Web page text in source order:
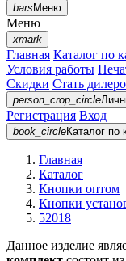
barsМеню
Меню
xmark
Главная Каталог по
Условия работы
Скидки Стать
person_crop_circle
Регистрация Вход
book_circleКаталог по
Главная
Каталог
Кнопки оптом
Кнопки
52018
Данное изделие